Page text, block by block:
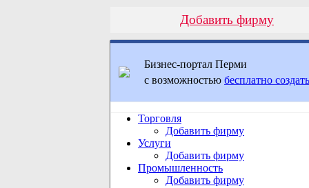
Добавить фирму
Бизнес-портал Перми
с возможностью бесплатно
Торговля
Добавить фирму
Услуги
Добавить фирму
Промышленность
Добавить фирму